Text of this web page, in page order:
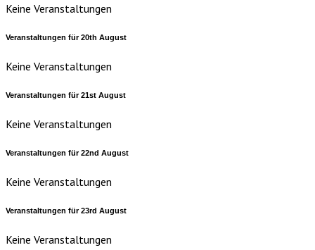
Keine Veranstaltungen
Veranstaltungen für20th August
Keine Veranstaltungen
Veranstaltungen für21st August
Keine Veranstaltungen
Veranstaltungen für22nd August
Keine Veranstaltungen
Veranstaltungen für23rd August
Keine Veranstaltungen